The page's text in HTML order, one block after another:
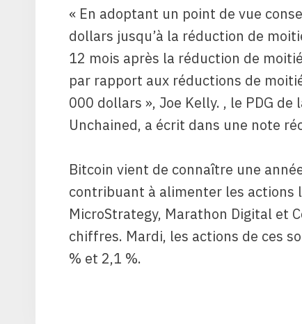
« En adoptant un point de vue
dollars jusqu’à la réduction de
12 mois après la réduction de
par rapport aux réductions de
000 dollars », Joe Kelly. , le PDG
Unchained, a écrit dans une note
Bitcoin vient de connaître une
contribuant à alimenter les actions
MicroStrategy, Marathon Digital et
chiffres. Mardi, les actions de ces
% et 2,1 %.